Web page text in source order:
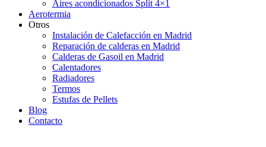
Aires acondicionados Split 4×1
Aerotermia
Otros
Instalación de Calefacción en Madrid
Reparación de calderas en Madrid
Calderas de Gasoil en Madrid
Calentadores
Radiadores
Termos
Estufas de Pellets
Blog
Contacto